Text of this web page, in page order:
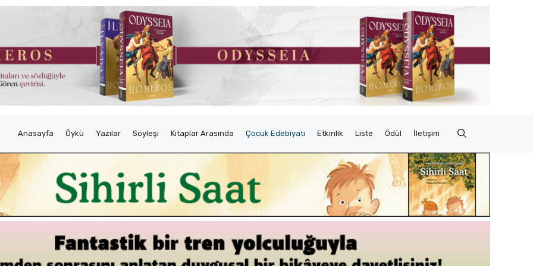
Anasayfa Öykü Yazılar Söyleşi Kitaplar Arasında Çocuk Edebiyatı Etkinlik Liste Ödül İletişim